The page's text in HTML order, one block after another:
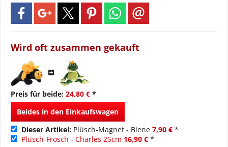
Wird oft zusammen gekauft
Preis für beide: 24,80 € *
Beides in den Einkaufswagen
Dieser Artikel: Plüsch-Magnet - Biene 7,90 € *
Plüsch-Frosch - Charles 25cm 16,90 € *